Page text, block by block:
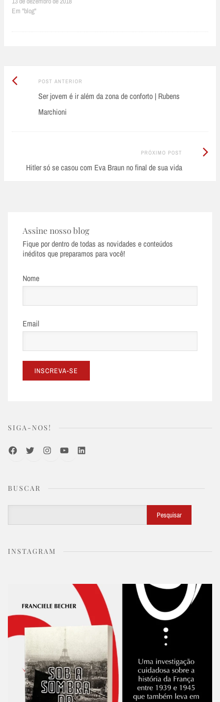
Em "blog"
Post
navigation
POST ANTERIOR
Anterior:
Ser jovem é ir além da zona de conforto | Rubens
Marchioni
PRÓXIMO POST
Hitler só se casou com Eva Braun no final de sua vida
Próximo
Assine nosso blog
Fique por dentro de todas as novidades e conteúdos
inéditos que preparamos para você!
Nome
Email
SIGA-NOS!
FacebookTwitterInstagramYoutubeLinkedIn
BUSCAR
Pesquisar
INSTAGRAM